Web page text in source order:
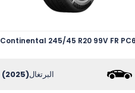
Continental 245/45 R20 99V FR PC6
البرتغال(2025)